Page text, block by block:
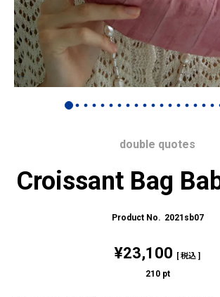
double quotes
Croissant Bag
2021sb07
¥23,100 税込
210 pt